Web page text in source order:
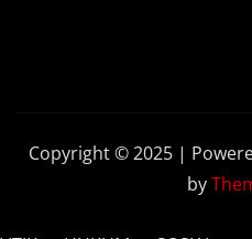
Copyright © 2025 |
by